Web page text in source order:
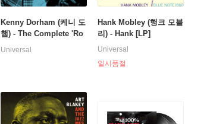
Kenny Dorham (케니 도
햄) - The Complete 'Ro
und About at the Cafe
Universal
Hank Mobley (행크 모블
리) - Hank [LP]
Universal
일시품절